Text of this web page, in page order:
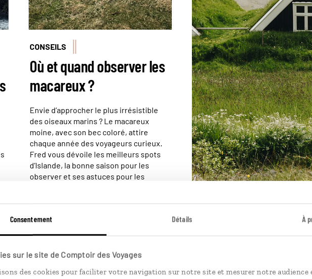
Consentement Détails À
sur le site de Comptoir des Voyages
des cookies pour faciliter votre navigation sur notre site et mesurer notre audience
CONSEILS
Où et quand observer les
macareux ?
Envie d’approcher le plus irrésistible
des oiseaux marins ? Le macareux
moine, avec son bec coloré, attire
chaque année des voyageurs curieux.
Fred vous dévoile les meilleurs spots
d’Islande, la bonne saison pour les
observer et ses astuces pour les
Les toits